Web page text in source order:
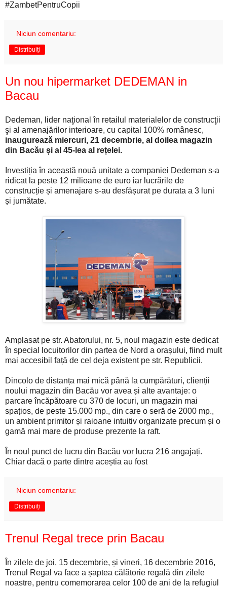
#ZambetPentruCopii
Niciun comentariu:
Distribuiți
Un nou hipermarket DEDEMAN in
Bacau
Dedeman, lider naţional în retailul materialelor de construcţii
şi al amenajărilor interioare, cu capital 100% românesc,
inaugurează miercuri, 21 decembrie, al doilea magazin
din Bacău și al 45-lea al rețelei.
Investiția în această nouă unitate a companiei Dedeman s-a
ridicat la peste 12 milioane de euro iar lucrările de
construcție și amenajare s-au desfășurat pe durata a 3 luni
și jumătate.
Amplasat pe str. Abatorului, nr. 5, noul magazin este dedicat
în special locuitorilor din partea de Nord a orașului, fiind mult
mai accesibil față de cel deja existent pe str. Republicii.
Dincolo de distanța mai mică până la cumpărături, clienții
noului magazin din Bacău vor avea și alte avantaje: o
parcare încăpătoare cu 370 de locuri, un magazin mai
spațios, de peste 15.000 mp., din care o seră de 2000 mp.,
un ambient primitor și raioane intuitiv organizate precum și o
gamă mai mare de produse prezente la raft.
În noul punct de lucru din Bacău vor lucra 216 angajați.
Chiar dacă o parte dintre aceștia au fost
Niciun comentariu:
Distribuiți
Trenul Regal trece prin Bacau
În zilele de joi, 15 decembrie, și vineri, 16 decembrie 2016,
Trenul Regal va face a șaptea călătorie regală din zilele
noastre, pentru comemorarea celor 100 de ani de la refugiul